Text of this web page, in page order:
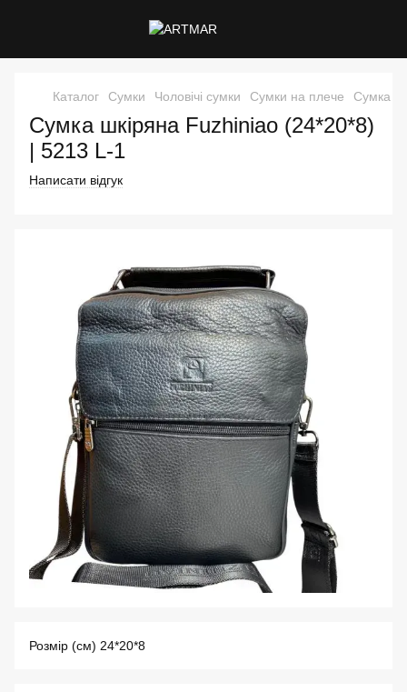
Каталог Сумки Чоловічі сумки Сумки на плече Сумка
Сумка шкіряна Fuzhiniao (24*20*8)
| 5213 L-1
Написати відгук
Розмір (см) 24*20*8